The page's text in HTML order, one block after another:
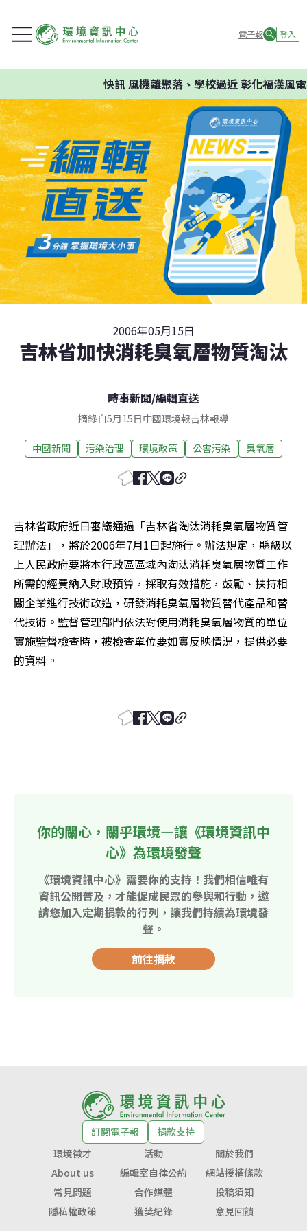
電子報 登入
快訊風機離聚落、學校過近 彰化福漢風電
2006年05月15日
吉林省加快消耗臭氧層物質淘汰
時事新聞/編輯直送
摘錄自5月15日中國環境報吉林報導
中國新聞 污染治理 環境政策 公害污染 臭氧層
吉林省政府近日審議通過「吉林省淘汰消耗臭氧層物質管
理辦法」，將於2006年7月1日起施行。辦法規定，縣級以
上人民政府要將本行政區區域內淘汰消耗臭氧層物質工作
所需的經費納入財政預算，採取有效措施，鼓勵、扶持相
關企業進行技術改造，研發消耗臭氧層物質替代產品和替
代技術。監督管理部門依法對使用消耗臭氧層物質的單位
實施監督檢查時，被檢查單位要如實反映情況，提供必要
的資料。
你的關心，關乎環境—讓《環境資訊中
心》為環境發聲
《環境資訊中心》需要你的支持！我們相信唯有
資訊公開普及，才能促成民眾的參與和行動，邀
請您加入定期捐款的行列，讓我們持續為環境發
聲。
前往捐款
訂閱電子報
捐款支持
環境徵才
活動
關於我們
About us
編輯室自律公約
網站授權條款
常見問題
合作媒體
投稿須知
隱私權政策
獲獎紀錄 意見回饋